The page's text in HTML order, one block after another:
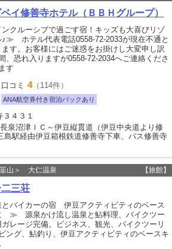
イ修善寺ホテル（ＢＢＨグループ）
クルーシブで過ごす宿！キッズも大喜びリゾ
♪≫ ホテル代表電話0558-72-2033が現在不通と
ます。お客様にはご迷惑をお掛けし大変申し訳
、恐れ入りますが0558-72-2034へご連絡くださ
す
コミ 4（114件）
ANA航空券付き宿泊パックあり
４３１
泉沼津ＩＣ～伊豆縦貫道（伊豆中央道より修
島駅経由伊豆箱根鉄道修善寺下車、バス修善寺
山＞ 大仁温泉 【旅館】
三荘
バイカーの宿 伊豆アクティビティのベース
≫ 源泉かけ流し温泉と鮎料理、バイクツー
ガレージ完備。ビジネス、観光、バイクツーリ
ング、鮎釣り、伊豆アクティビティのベースキ